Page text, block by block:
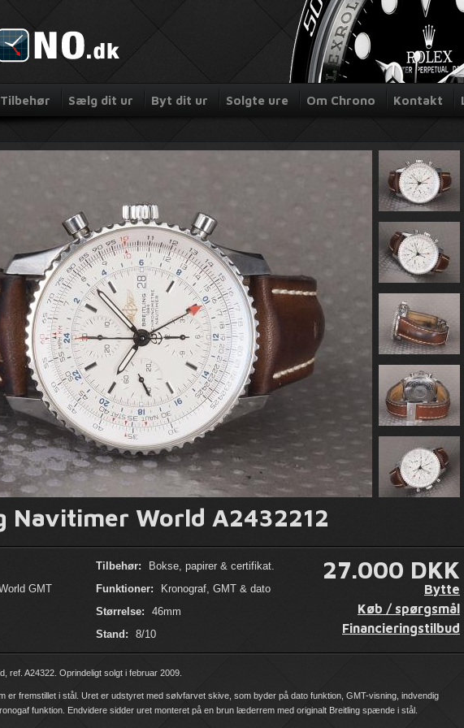
Tilbehør Sælg dit ur Byt dit ur Solgte ure Om Chrono Kontakt
Navitimer World A2432212
GMT
Tilbehør:
Bokse, papirer & certifikat.
Funktioner:
Kronograf, GMT & dato
Størrelse:
46mm
Stand:
8/10
27.000 DKK
Bytte
Køb / spørgsmål
Financieringstilbud
ref. A24322. Oprindeligt solgt i februar 2009.
er fremstillet i stål. Uret er udstyret med sølvfarvet skive, som byder på dato funktion, GMT-visning, indvendig
funktion. Endvidere sidder uret monteret på en brun læderrem med originalt Breitling spænde i stål.